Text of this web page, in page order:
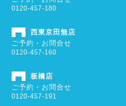
0120-457-180
西東京田無店
ご予約・お問合せ
0120-457-160
板橋店
ご予約・お問合せ
0120-457-191